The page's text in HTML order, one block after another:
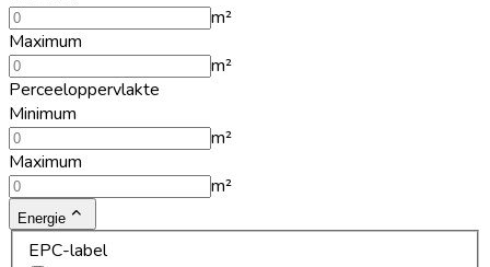
m²
Maximum
m²
Perceeloppervlakte
Minimum
m²
Maximum
m²
Energie
EPC-label